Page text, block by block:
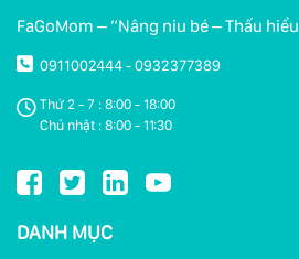
FaGoMom – “Nâng niu bé – Thấu
0911002444 - 0932377389
Thứ 2 - 7 : 8:00 - 18:00
Chủ nhật : 8:00 - 11:30
DANH MỤC